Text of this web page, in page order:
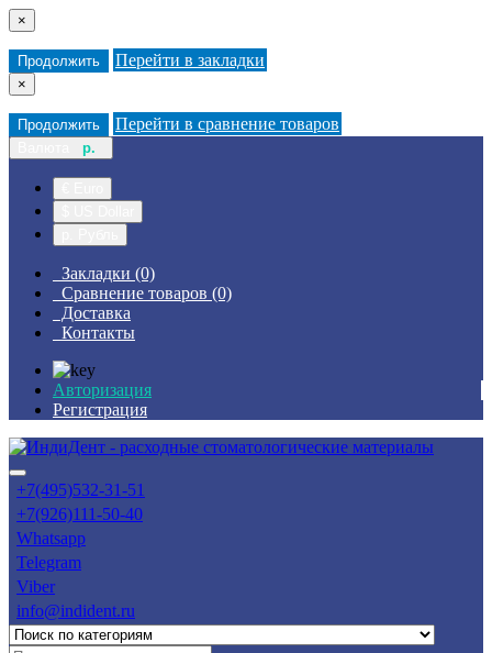
×
Продолжить Перейти в закладки
×
Продолжить Перейти в сравнение товаров
р.
Закладки (0)
Сравнение товаров (0)
Доставка
Контакты
Авторизация
Регистрация
+7(495)532-31-51
+7(926)111-50-40
Whatsapp
Telegram
Viber
info@indident.ru